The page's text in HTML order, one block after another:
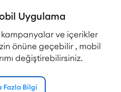
Uygulama
kampanyalar ve içerikler
önüne geçebilir , mobil
değiştirebilirsiniz.
Fazla Bilgi